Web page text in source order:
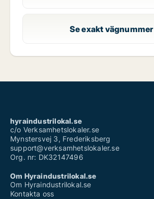
Se exakt vägnummer
hyraindustrilokal.se
c/o Verksamhetslokaler.se
Mynstersvej 3, Frederiksberg
support@verksamhetslokaler.se
Org. nr: DK32147496
Om Hyraindustrilokal.se
Om Hyraindustrilokal.se
Kontakta oss